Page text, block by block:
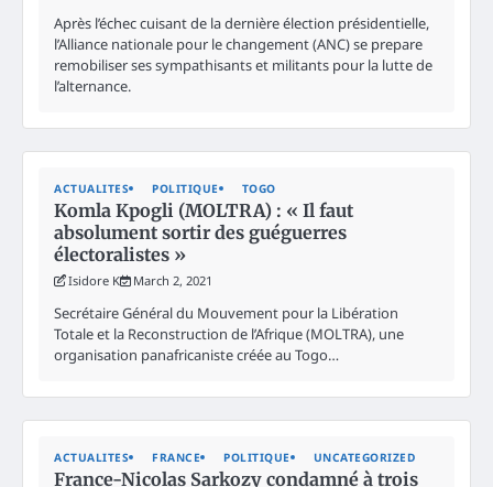
Après l’échec cuisant de la dernière élection présidentielle,
l’Alliance nationale pour le changement (ANC) se prepare
remobiliser ses sympathisants et militants pour la lutte de
l’alternance.
ACTUALITES POLITIQUE TOGO
Komla Kpogli (MOLTRA) : « Il faut
absolument sortir des guéguerres
électoralistes »
Isidore K March 2, 2021
Secrétaire Général du Mouvement pour la Libération
Totale et la Reconstruction de l’Afrique (MOLTRA), une
organisation panafricaniste créée au Togo…
ACTUALITES FRANCE POLITIQUE UNCATEGORIZED
France-Nicolas Sarkozy condamné à trois